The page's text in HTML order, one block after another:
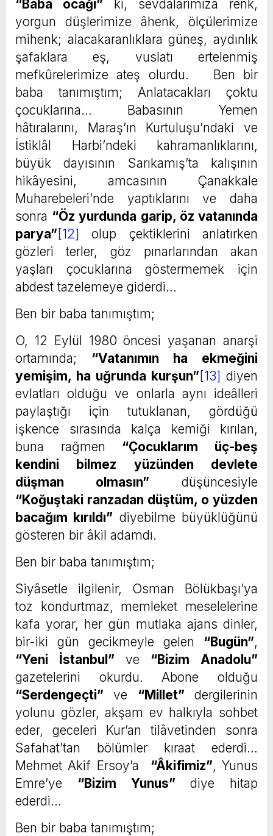
“Baba ocağı” ki, sevdâlarımıza renk,
yorgun düşlerimize âhenk, ölçülerimize
mihenk; alacakaranlıklara güneş, aydınlık
şafaklara eş, vuslatı ertelenmiş
mefkûrelerimize ateş olurdu. Ben bir
baba tanımıştım; Anlatacakları çoktu
çocuklarına… Babasının Yemen
hâtıralarını, Maraş’ın Kurtuluşu’ndaki ve
İstiklâl Harbi’ndeki kahramanlıklarını,
büyük dayısının Sarıkamış’ta kalışının
hikâyesini, amcasının Çanakkale
Muharebeleri’nde yaptıklarını ve daha
sonra “Öz yurdunda garip, öz vatanında
parya” [12] olup çektiklerini anlatırken
gözleri terler, göz pınarlarından akan
yaşları çocuklarına göstermemek için
abdest tazelemeye giderdi…
Ben bir baba tanımıştım;
O, 12 Eylül 1980 öncesi yaşanan anarşi
ortamında; “Vatanımın ha ekmeğini
yemişim, ha uğrunda kurşun” [13] diyen
evlatları olduğu ve onlarla aynı ideâlleri
paylaştığı için tutuklanan, gördüğü
işkence sırasında kalça kemiği kırılan,
buna rağmen “Çocuklarım üç-beş
kendini bilmez yüzünden devlete
düşman olmasın” düşüncesiyle
“Koğuştaki ranzadan düştüm, o yüzden
bacağım kırıldı” diyebilme büyüklüğünü
gösteren bir âkil adamdı.
Ben bir baba tanımıştım;
Siyâsetle ilgilenir, Osman Bölükbaşı’ya
toz kondurtmaz, memleket meselelerine
kafa yorar, her gün mutlaka ajans dinler,
bir-iki gün gecikmeyle gelen “Bugün”,
“Yeni İstanbul” ve “Bizim Anadolu”
gazetelerini okurdu. Abone olduğu
“Serdengeçti” ve “Millet” dergilerinin
yolunu gözler, akşam ev halkıyla sohbet
eder, geceleri Kur’an tilâvetinden sonra
Safahat’tan bölümler kıraat ederdi…
Mehmet Akif Ersoy’a “Âkifimiz”, Yunus
Emre’ye “Bizim Yunus” diye hitap
ederdi…
Ben bir baba tanımıştım;